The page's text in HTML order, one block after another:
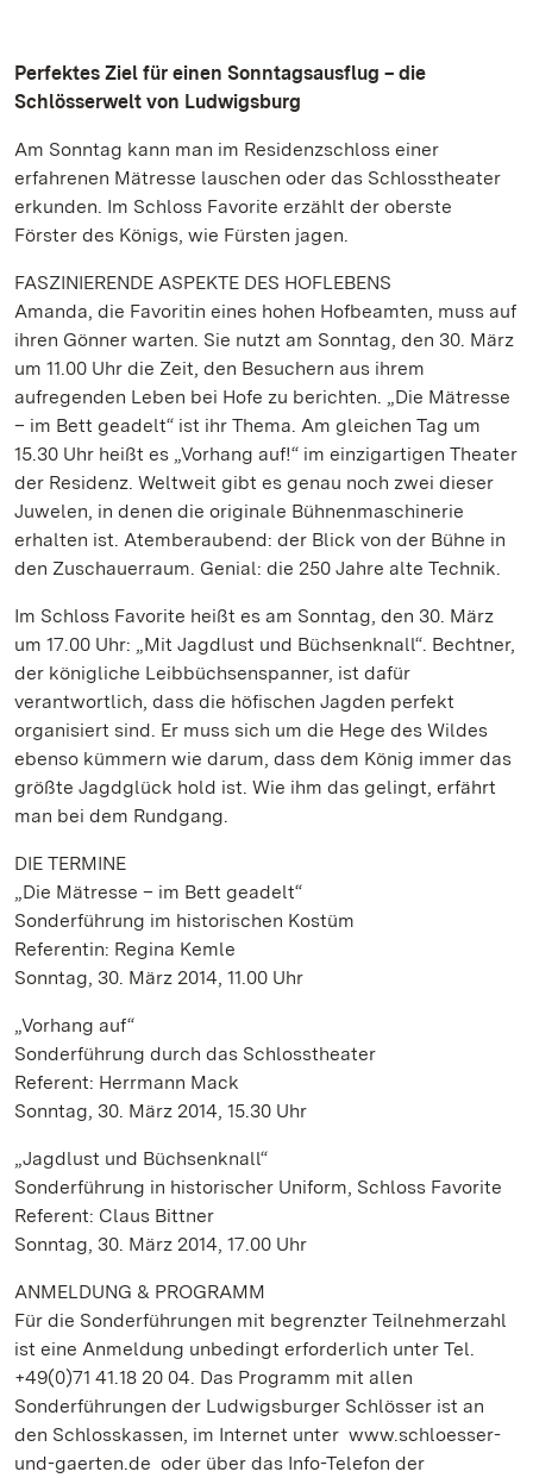
Perfektes Ziel für einen Sonntagsausflug – die
Schlösserwelt von Ludwigsburg
Am Sonntag kann man im Residenzschloss einer
erfahrenen Mätresse lauschen oder das Schlosstheater
erkunden. Im Schloss Favorite erzählt der oberste
Förster des Königs, wie Fürsten jagen.
FASZINIERENDE ASPEKTE DES HOFLEBENS
Amanda, die Favoritin eines hohen Hofbeamten, muss auf
ihren Gönner warten. Sie nutzt am Sonntag, den 30. März
um 11.00 Uhr die Zeit, den Besuchern aus ihrem
aufregenden Leben bei Hofe zu berichten. „Die Mätresse
– im Bett geadelt“ ist ihr Thema. Am gleichen Tag um
15.30 Uhr heißt es „Vorhang auf!“ im einzigartigen Theater
der Residenz. Weltweit gibt es genau noch zwei dieser
Juwelen, in denen die originale Bühnenmaschinerie
erhalten ist. Atemberaubend: der Blick von der Bühne in
den Zuschauerraum. Genial: die 250 Jahre alte Technik.
Im Schloss Favorite heißt es am Sonntag, den 30. März
um 17.00 Uhr: „Mit Jagdlust und Büchsenknall“. Bechtner,
der königliche Leibbüchsenspanner, ist dafür
verantwortlich, dass die höfischen Jagden perfekt
organisiert sind. Er muss sich um die Hege des Wildes
ebenso kümmern wie darum, dass dem König immer das
größte Jagdglück hold ist. Wie ihm das gelingt, erfährt
man bei dem Rundgang.
DIE TERMINE
„Die Mätresse – im Bett geadelt“
Sonderführung im historischen Kostüm
Referentin: Regina Kemle
Sonntag, 30. März 2014, 11.00 Uhr
„Vorhang auf“
Sonderführung durch das Schlosstheater
Referent: Herrmann Mack
Sonntag, 30. März 2014, 15.30 Uhr
„Jagdlust und Büchsenknall“
Sonderführung in historischer Uniform, Schloss Favorite
Referent: Claus Bittner
Sonntag, 30. März 2014, 17.00 Uhr
ANMELDUNG & PROGRAMM
Für die Sonderführungen mit begrenzter Teilnehmerzahl
ist eine Anmeldung unbedingt erforderlich unter Tel.
+49(0)71 41.18 20 04. Das Programm mit allen
Sonderführungen der Ludwigsburger Schlösser ist an
den Schlosskassen, im Internet unter www.schloesser-
und-gaerten.de oder über das Info-Telefon der